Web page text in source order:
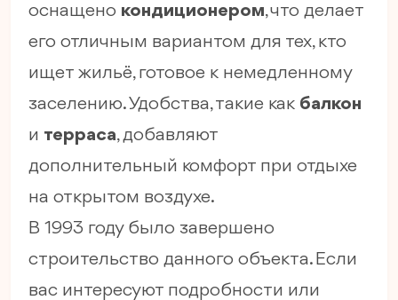
оснащено кондиционером, что делает
его отличным вариантом для тех, кто
ищет жильё, готовое к немедленному
заселению. Удобства, такие как балкон
и терраса, добавляют
дополнительный комфорт при отдыхе
на открытом воздухе.
В 1993 году было завершено
строительство данного объекта. Если
вас интересуют подробности или